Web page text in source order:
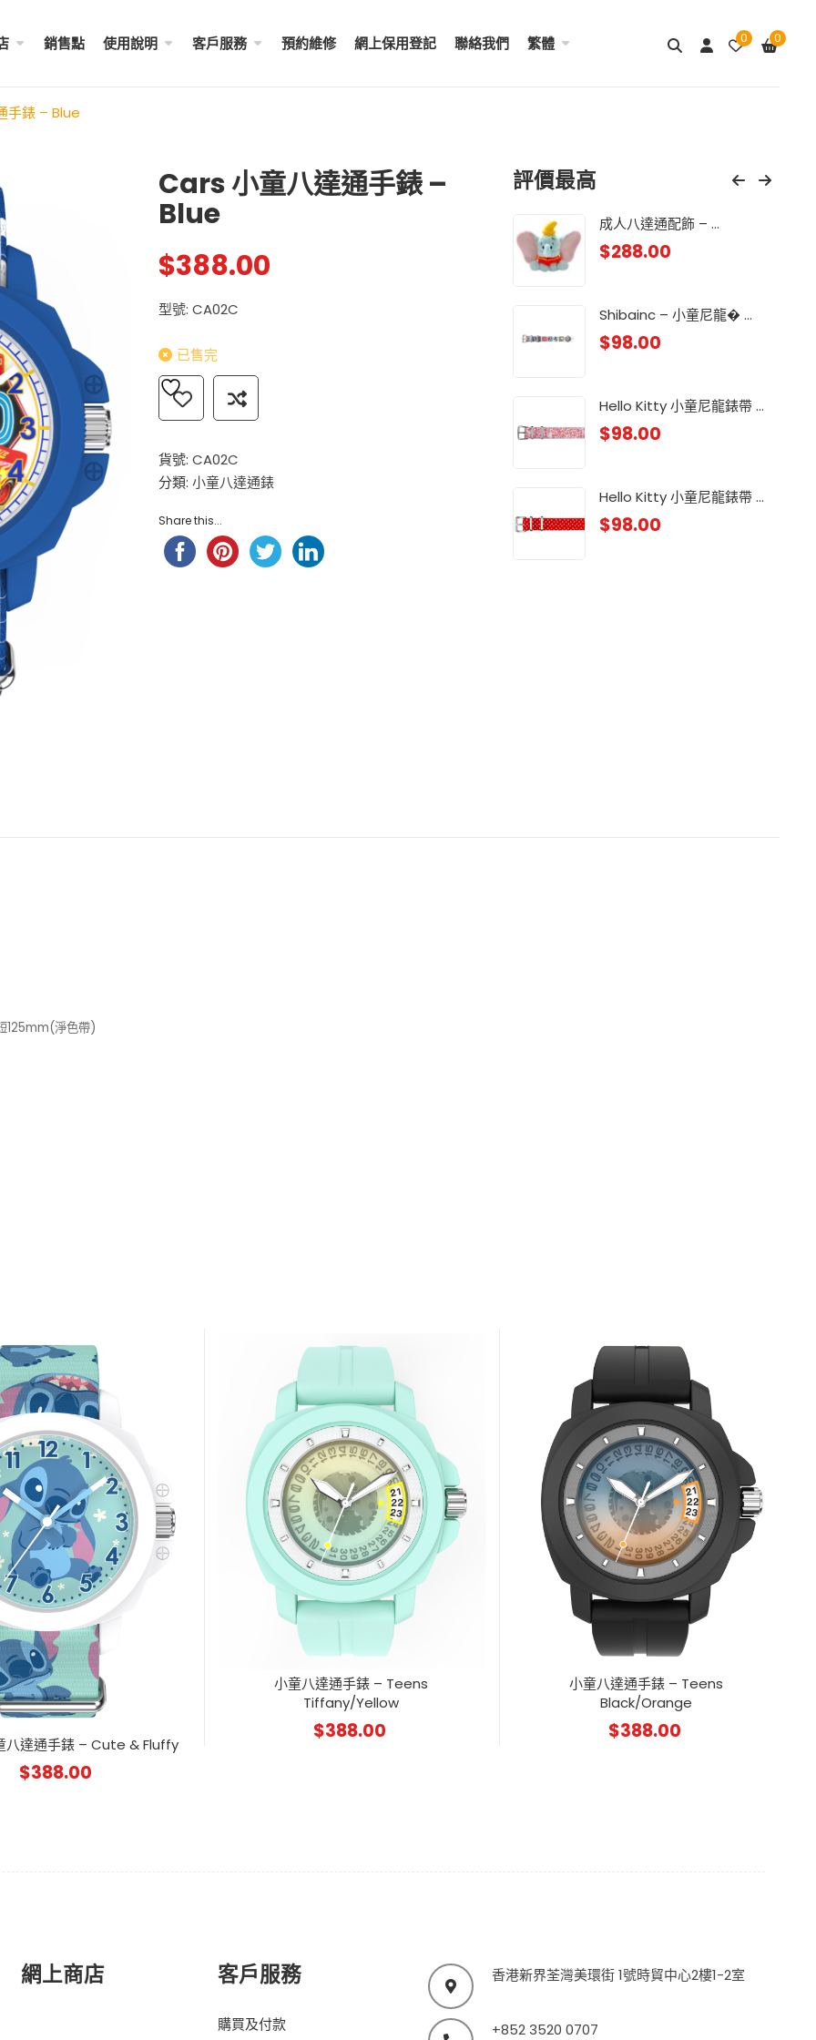
銷售點 使用說明 客戶服務 預約維修 網上保用登記 聯絡我們 繁體 0 0
手錶 – Blue
Cars 小童八達通手錶 –
Blue
$388.00
型號: CA02C
已售完
貨號:CA02C
分類:小童八達通錶
Share this...
評價最高
成人八達通配飾 – ...
Shibainc – 小童尼龍� ...
$
Hello Kitty 小童尼龍錶帶 ...
98.00
Hello Kitty 小童尼龍錶帶 ...
$
$98.00
$
成人八達通配飾 – ...
$288.00
Shibainc – 小童尼龍� ...
$98.00
Hello Kitty 小童尼龍錶帶 ...
$98.00
Hello Kitty 小童尼龍錶帶 ...
$98.00
125mm(淨色帶)
八達通手錶 – Cute & Fluffy
$388.00
小童八達通手錶 – Teens
Tiffany/Yellow
$388.00
小童八達通手錶 – Teens
Black/Orange
$388.00
網上商店 客戶服務
購買及付款
香港新界荃灣美環街 1號時貿中心2樓1-2室
+852 3520 0707